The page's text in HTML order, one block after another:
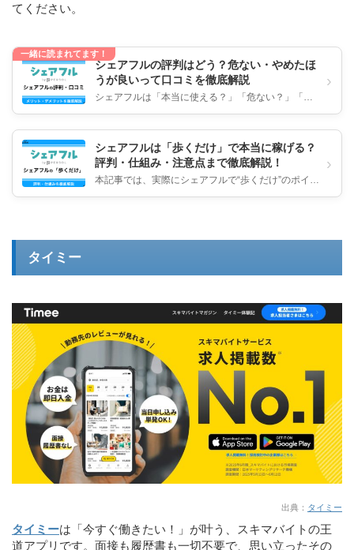
てください。
一緒に読まれてます！
シェアフルの評判はどう？危ない・やめたほ
うが良いって口コミを徹底解説
シェアフルは「本当に使える？」「危ない？」「や
›
シェアフルは「歩くだけ」で本当に稼げる？
評判・仕組み・注意点まで徹底解説！
本記事では、実際にシェアフルで“歩くだけ”のポイ活
›
タイミー
出典： タイミー
タイミーは「今すぐ働きたい！」が叶う、スキマバイトの王
道アプリです。面接も履歴書も一切不要で、思い立ったその